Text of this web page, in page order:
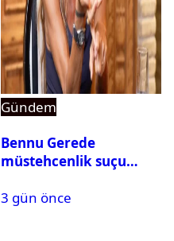
Gündem
Bennu Gerede
müstehcenlik suçu
alındı
3 gün önce